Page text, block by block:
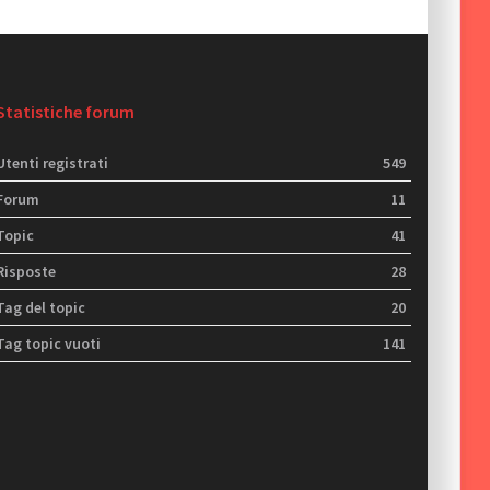
forum
registrati
549
11
41
28
del topic
20
topic vuoti
141